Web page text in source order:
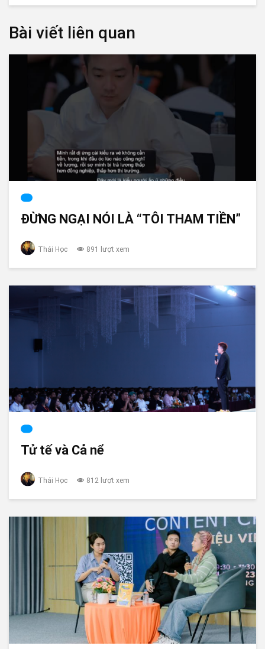
Bài viết liên quan
ĐỪNG NGẠI NÓI LÀ “TÔI THAM TIỀN”
Thái Học 891 lượt xem
Tử tế và Cả nể
Thái Học 812 lượt xem